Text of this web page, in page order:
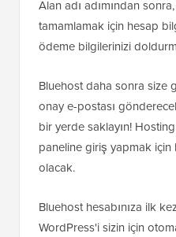
Alan adı adımından
tamamlamak için hesap
ödeme bilgilerinizi
Bluehost daha sonra size
onay e-postası
bir yerde saklayın!
paneline giriş yapmak için
olacak.
Bluehost hesabınıza ilk
WordPress'i sizin için